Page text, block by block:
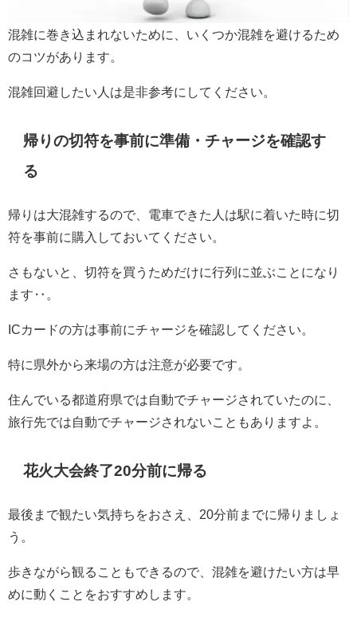
混雑に巻き込まれないために、いくつか混雑を避けるため
のコツがあります。
混雑回避したい人は是非参考にしてください。
帰りの切符を事前に準備・チャージを確認す
る
帰りは大混雑するので、電車できた人は駅に着いた時に切
符を事前に購入しておいてください。
さもないと、切符を買うためだけに行列に並ぶことになり
ます‥。
ICカードの方は事前にチャージを確認してください。
特に県外から来場の方は注意が必要です。
住んでいる都道府県では自動でチャージされていたのに、
旅行先では自動でチャージされないこともありますよ。
花火大会終了20分前に帰る
最後まで観たい気持ちをおさえ、20分前までに帰りましょ
う。
歩きながら観ることもできるので、混雑を避けたい方は早
めに動くことをおすすめします。